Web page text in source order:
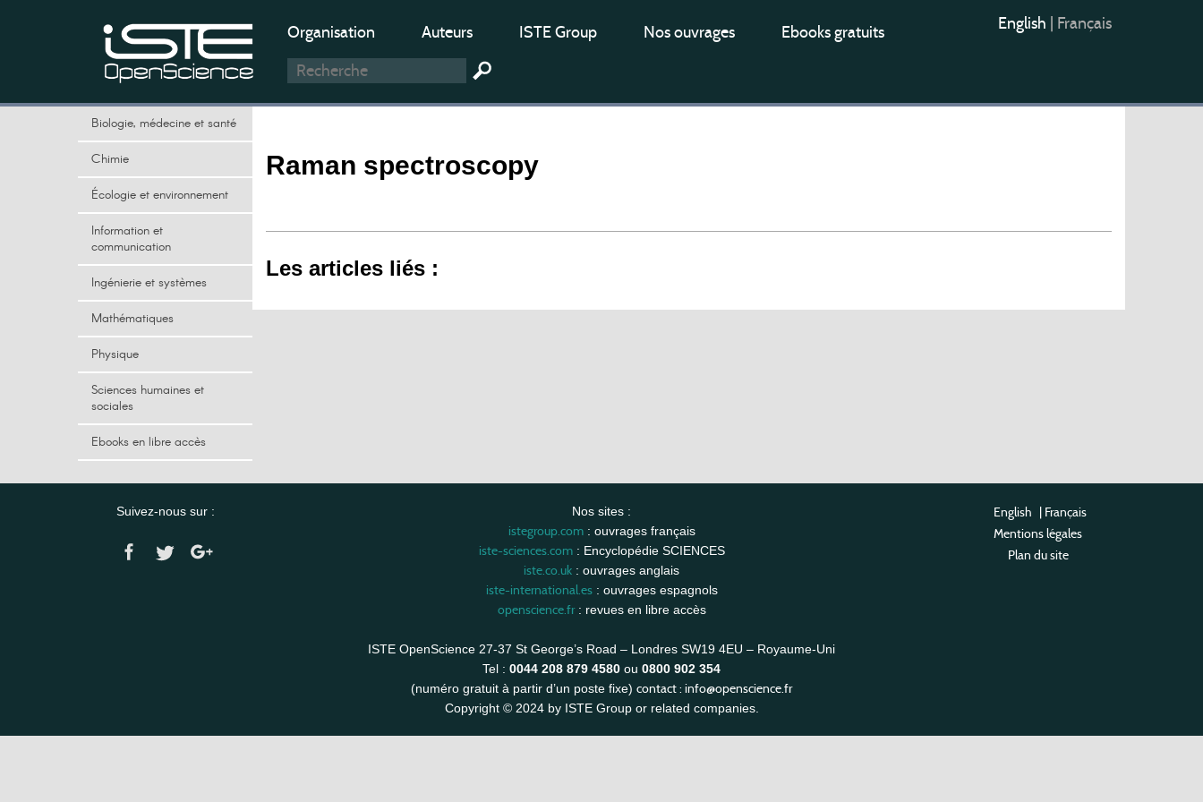
Organisation Auteurs ISTE Group Nos ouvrages Ebooks gratuits English Français
Biologie, médecine et santé
Chimie
Écologie et environnement
Information et
communication
Ingénierie et systèmes
Mathématiques
Physique
Sciences humaines et
sociales
Ebooks en libre accès
Raman spectroscopy
Les articles liés :
Suivez-nous sur : Nos sites :
istegroup.com: ouvrages français
iste-sciences.com: Encyclopédie SCIENCES
iste.co.uk : ouvrages anglais
iste-international.es: ouvrages espagnols
openscience.fr: revues en libre accès
ISTE OpenScience 27-37 St George’s Road – Londres SW19 4EU – Royaume-Uni
Tel : 0044 208 879 4580 ou 0800 902 354
(numéro gratuit à partir d’un poste fixe) contact : info@openscience.fr
Copyright © 2024 by ISTE Group or related companies.
English | Français
Mentions légales
Plan du site